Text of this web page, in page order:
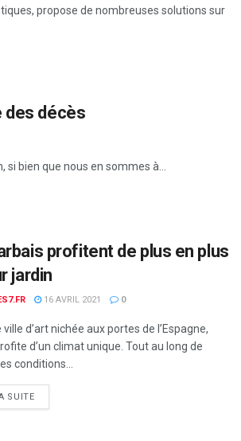
propose de nombreuses solutions sur
des décès
bien que nous en sommes à...
profitent de plus en plus
jardin
16 AVRIL 2021 0
d’art nichée aux portes de l’Espagne,
d’un climat unique. Tout au long de
conditions...
SUITEDETAILS